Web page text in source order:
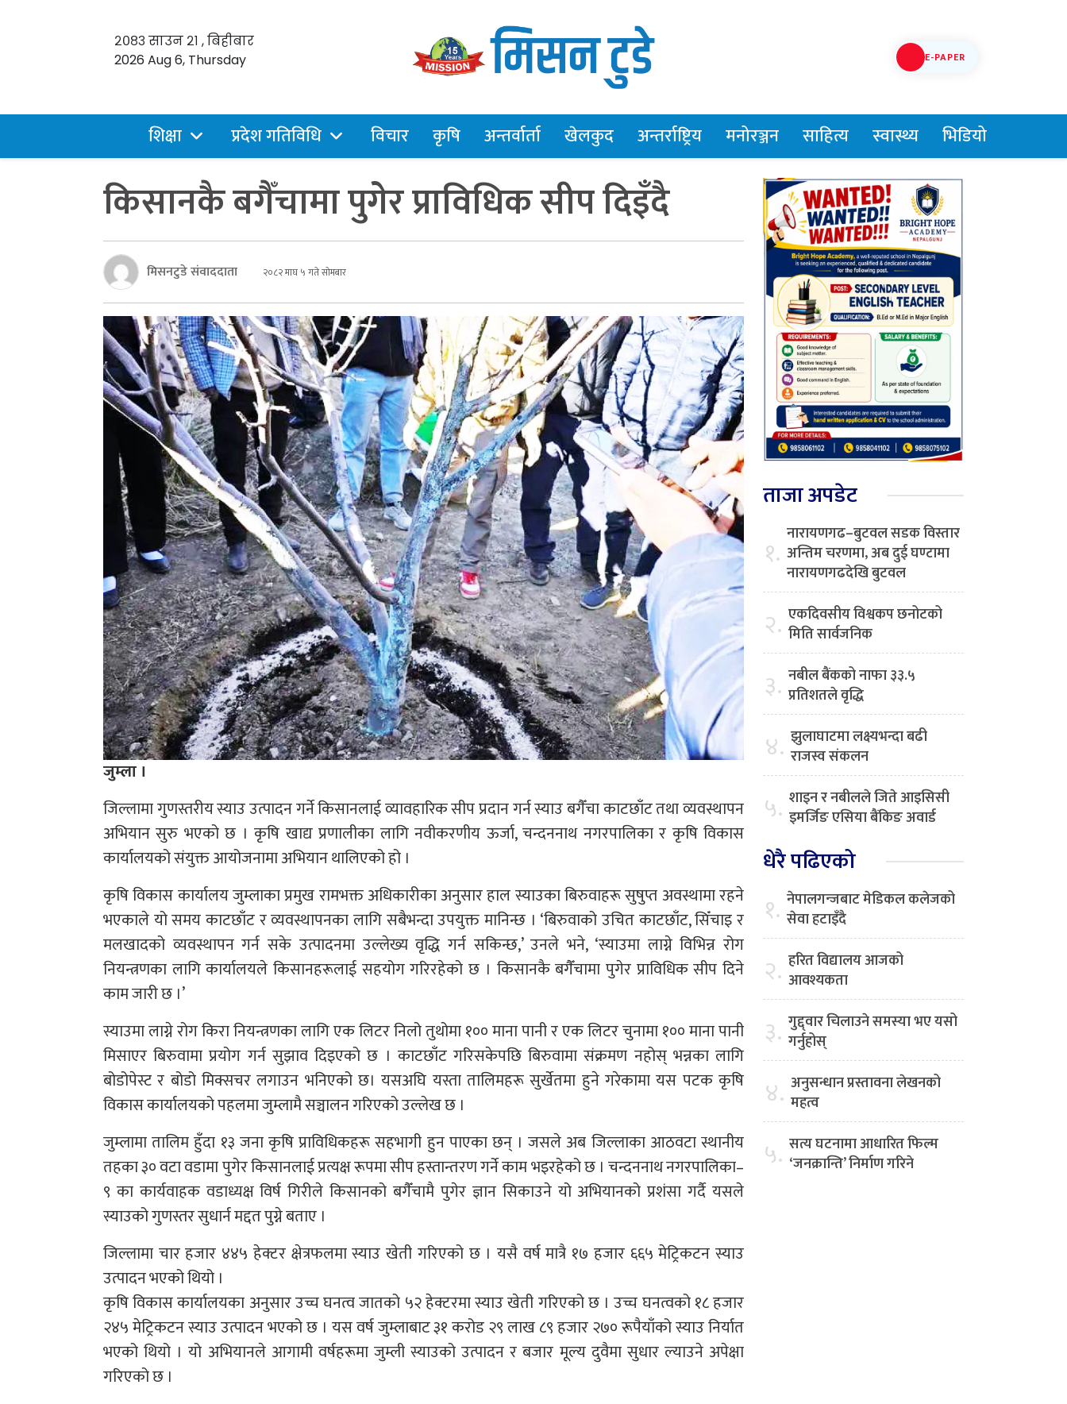
२०८३ साउन २१ , बिहीबार
2026 Aug 6, Thursday
E-PAPER
शिक्षा प्रदेश गतिविधि विचार कृषि अन्तर्वार्ता खेलकुद अन्तर्राष्ट्रिय मनोरञ्जन साहित्य स्वास्थ्य भिडियो
किसानकै बगैँचामा पुगेर प्राविधिक सीप दिइँदै
मिसनटुडे संवाददाता २०८२ माघ ५ गते सोमबार
जुम्ला ।
जिल्लामा गुणस्तरीय स्याउ उत्पादन गर्ने किसानलाई व्यावहारिक सीप प्रदान गर्न स्याउ बगैँचा काटछाँट तथा व्यवस्थापन
अभियान सुरु भएको छ । कृषि खाद्य प्रणालीका लागि नवीकरणीय ऊर्जा, चन्दननाथ नगरपालिका र कृषि विकास
कार्यालयको संयुक्त आयोजनामा अभियान थालिएको हो ।
कृषि विकास कार्यालय जुम्लाका प्रमुख रामभक्त अधिकारीका अनुसार हाल स्याउका बिरुवाहरू सुषुप्त अवस्थामा रहने
भएकाले यो समय काटछाँट र व्यवस्थापनका लागि सबैभन्दा उपयुक्त मानिन्छ । ‘बिरुवाको उचित काटछाँट, सिँचाइ र
मलखादको व्यवस्थापन गर्न सके उत्पादनमा उल्लेख्य वृद्धि गर्न सकिन्छ,’ उनले भने, ‘स्याउमा लाग्ने विभिन्न रोग
नियन्त्रणका लागि कार्यालयले किसानहरूलाई सहयोग गरिरहेको छ । किसानकै बगैँचामा पुगेर प्राविधिक सीप दिने
काम जारी छ ।’
स्याउमा लाग्ने रोग किरा नियन्त्रणका लागि एक लिटर निलो तुथोमा १०० माना पानी र एक लिटर चुनामा १०० माना पानी
मिसाएर बिरुवामा प्रयोग गर्न सुझाव दिइएको छ । काटछाँट गरिसकेपछि बिरुवामा संक्रमण नहोस् भन्नका लागि
बोडोपेस्ट र बोडो मिक्सचर लगाउन भनिएको छ। यसअघि यस्ता तालिमहरू सुर्खेतमा हुने गरेकामा यस पटक कृषि
विकास कार्यालयको पहलमा जुम्लामै सञ्चालन गरिएको उल्लेख छ ।
जुम्लामा तालिम हुँदा १३ जना कृषि प्राविधिकहरू सहभागी हुन पाएका छन् । जसले अब जिल्लाका आठवटा स्थानीय
तहका ३० वटा वडामा पुगेर किसानलाई प्रत्यक्ष रूपमा सीप हस्तान्तरण गर्ने काम भइरहेको छ । चन्दननाथ नगरपालिका–
९ का कार्यवाहक वडाध्यक्ष विर्ष गिरीले किसानको बगैँचामै पुगेर ज्ञान सिकाउने यो अभियानको प्रशंसा गर्दै यसले
स्याउको गुणस्तर सुधार्न मद्दत पुग्ने बताए ।
जिल्लामा चार हजार ४४५ हेक्टर क्षेत्रफलमा स्याउ खेती गरिएको छ । यसै वर्ष मात्रै १७ हजार ६६५ मेट्रिकटन स्याउ
उत्पादन भएको थियो ।
कृषि विकास कार्यालयका अनुसार उच्च घनत्व जातको ५२ हेक्टरमा स्याउ खेती गरिएको छ । उच्च घनत्वको १८ हजार
२४५ मेट्रिकटन स्याउ उत्पादन भएको छ । यस वर्ष जुम्लाबाट ३१ करोड २९ लाख ८९ हजार २७० रूपैयाँको स्याउ निर्यात
भएको थियो । यो अभियानले आगामी वर्षहरूमा जुम्ली स्याउको उत्पादन र बजार मूल्य दुवैमा सुधार ल्याउने अपेक्षा
गरिएको छ ।
ताजा अपडेट
१. नारायणगढ–बुटवल सडक विस्तार
अन्तिम चरणमा, अब दुई घण्टामा
नारायणगढदेखि बुटवल
२. एकदिवसीय विश्वकप छनोटको
मिति सार्वजनिक
३. नबील बैंकको नाफा ३३.५
प्रतिशतले वृद्धि
४. झुलाघाटमा लक्ष्यभन्दा बढी
राजस्व संकलन
५. शाइन र नबीलले जिते आइसिसी
इमर्जिङ एसिया बैंकिङ अवार्ड
धेरै पढिएको
१. नेपालगन्जबाट मेडिकल कलेजको
सेवा हटाइँदै
२. हरित विद्यालय आजको
आवश्यकता
३. गुद्द्वार चिलाउने समस्या भए यसो
गर्नुहोस्
४. अनुसन्धान प्रस्तावना लेखनको
महत्व
५. सत्य घटनामा आधारित फिल्म
‘जनक्रान्ति’ निर्माण गरिने